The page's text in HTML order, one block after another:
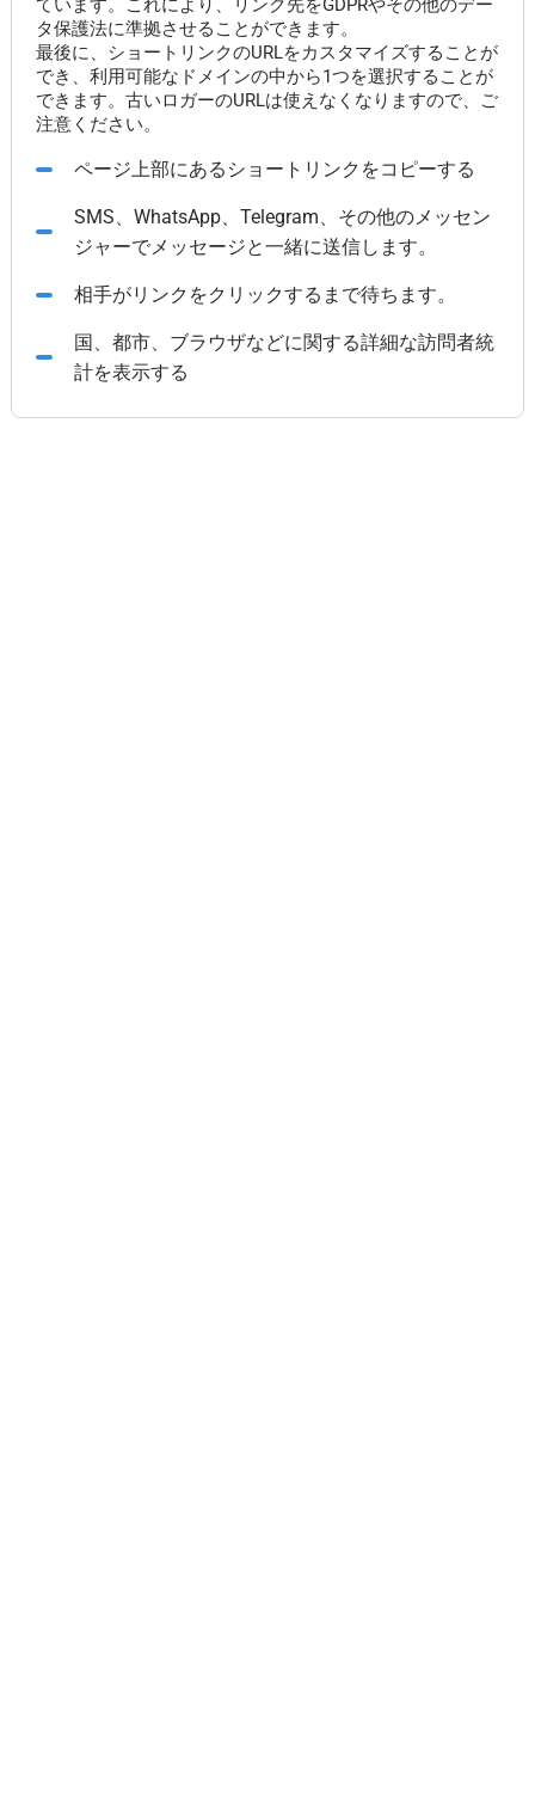
ています。これにより、リンク先をGDPRやその他のデー
タ保護法に準拠させることができます。
最後に、ショートリンクのURLをカスタマイズすることが
でき、利用可能なドメインの中から1つを選択することが
できます。古いロガーのURLは使えなくなりますので、ご
注意ください。
ページ上部にあるショートリンクをコピーする
SMS、WhatsApp、Telegram、その他のメッセン
ジャーでメッセージと一緒に送信します。
相手がリンクをクリックするまで待ちます。
国、都市、ブラウザなどに関する詳細な訪問者統
計を表示する